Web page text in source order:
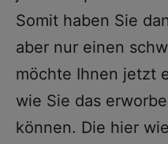
Somit haben Sie
aber nur einen
möchte Ihnen jetzt
wie Sie das
können. Die hier